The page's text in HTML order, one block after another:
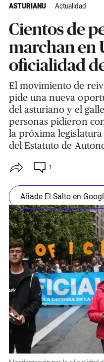
ASTURIANU Actualidad
Cientos de
marchan en
oficialidad
El movimiento de
pide una nueva
del asturiano y el
personas pidieron
la próxima legislatura
del Estatuto de
1
Añade El Salto en